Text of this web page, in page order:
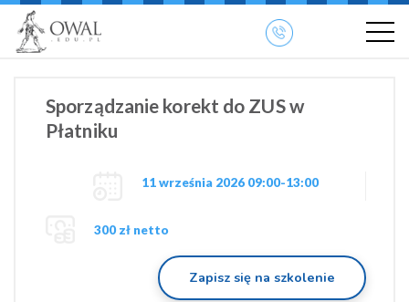
» OWAL.EDU.PL
Sporządzanie korekt do ZUS w
Płatniku
11 września 2026 09:00-13:00
300 zł netto
Zapisz się na szkolenie